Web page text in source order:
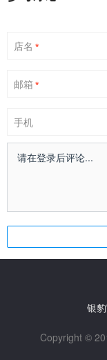
店名 *
邮箱 *
手机
银
Copyright ©